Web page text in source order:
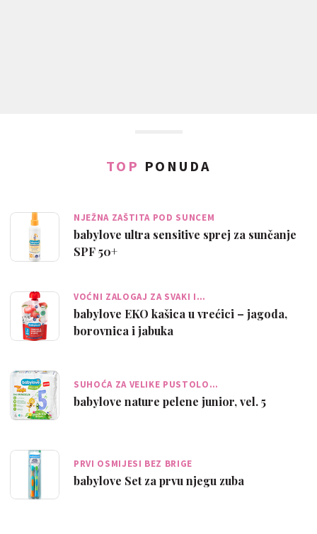
TOP PONUDA
NJEŽNA ZAŠTITA POD SUNCEM
babylove ultra sensitive sprej za sunčanje
SPF 50+
VOĆNI ZALOGAJ ZA SVAKI I…
babylove EKO kašica u vrećici – jagoda,
borovnica i jabuka
SUHOĆA ZA VELIKE PUSTOLO…
babylove nature pelene junior, vel. 5
PRVI OSMIJESI BEZ BRIGE
babylove Set za prvu njegu zuba